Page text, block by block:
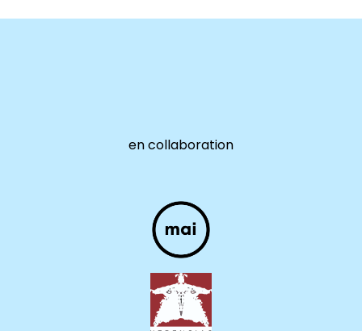
en collaboration